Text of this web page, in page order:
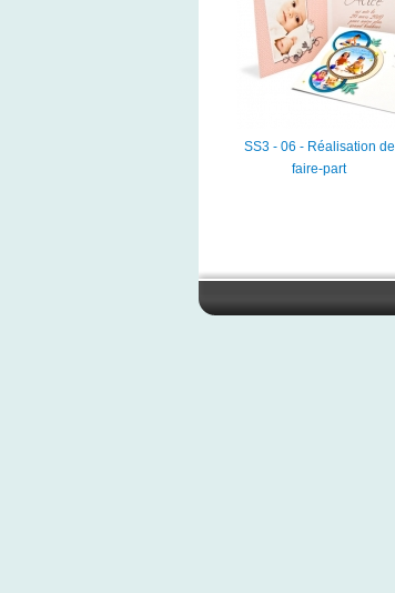
SS3 - 06 - Réalisation de
faire-part